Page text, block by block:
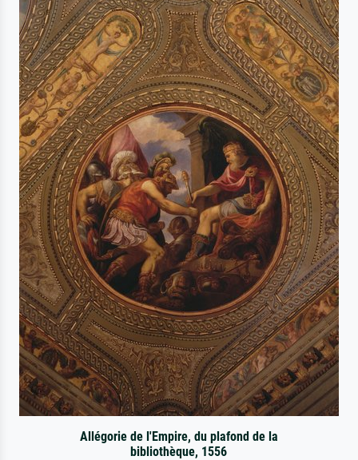
Allégorie de l'Empire, du plafond de la
bibliothèque, 1556